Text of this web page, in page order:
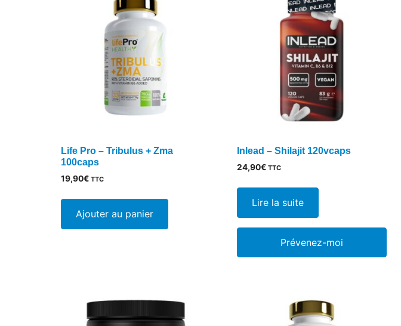
Life Pro – Tribulus + Zma
100caps
19,90€ TTC
Ajouter au panier
Inlead – Shilajit 120vcaps
24,90€ TTC
Lire la suite
Prévenez-moi